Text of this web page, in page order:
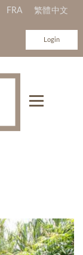
FRA 繁體中文
Login